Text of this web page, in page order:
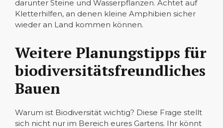
darunter Steine und Wasserpflanzen. Achtet auf
Kletterhilfen, an denen kleine Amphibien sicher
wieder an Land kommen können.
Weitere Planungstipps für
biodiversitätsfreundliches
Bauen
Warum ist Biodiversität wichtig? Diese Frage stellt
sich nicht nur im Bereich eures Gartens. Ihr könnt